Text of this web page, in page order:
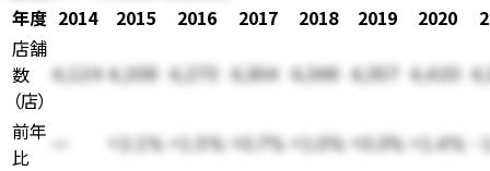
年度 2014 2015 2016 2017 2018 2019 2020
店舗
数
（店）
4,124 4,209 4,273 4,304 4,346 4,357 4,420
前年
比
+2.1% +1.5% +0.7% +1.0% +0.3% +1.4%